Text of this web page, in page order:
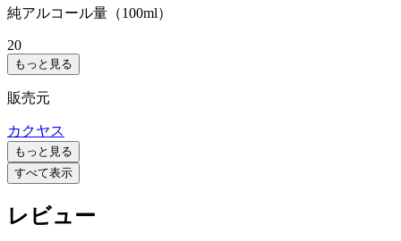
純アルコール量（100ml）
20
もっと見る
販売元
カクヤス
もっと見る
すべて表示
レビュー